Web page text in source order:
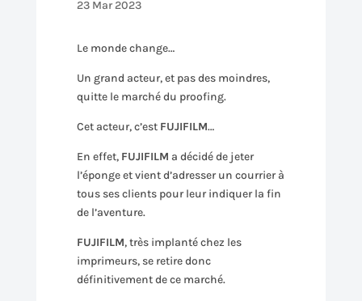
23 Mar 2023
Le monde change…
Un grand acteur, et pas des moindres,
quitte le marché du proofing.
Cet acteur, c’est FUJIFILM…
En effet, FUJIFILM a décidé de jeter
l’éponge et vient d’adresser un courrier à
tous ses clients pour leur indiquer la fin
de l’aventure.
FUJIFILM, très implanté chez les
imprimeurs, se retire donc
définitivement de ce marché.